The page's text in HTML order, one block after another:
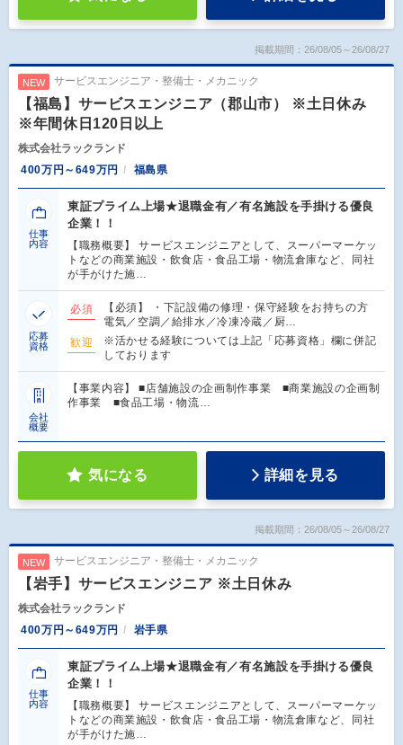
掲載期間：26/08/05～26/08/27
NEW サービスエンジニア・整備士・メカニック
【福島】サービスエンジニア（郡山市） ※土日休み
※年間休日120日以上
株式会社ラックランド
400万円～649万円
福島県
仕事
内容
東証プライム上場★退職金有／有名施設を手掛ける優良
企業！！
【職務概要】 サービスエンジニアとして、スーパーマーケッ
トなどの商業施設・飲食店・食品工場・物流倉庫など、同社
が手がけた施…
応募
資格
必須
【必須】 ・下記設備の修理・保守経験をお持ちの方
電気／空調／給排水／冷凍冷蔵／厨…
歓迎
※活かせる経験については上記「応募資格」欄に併記
しております
会社
概要
【事業内容】 ■店舗施設の企画制作事業 ■商業施設の企画制
作事業 ■食品工場・物流…
気になる 詳細を見る
掲載期間：26/08/05～26/08/27
NEW サービスエンジニア・整備士・メカニック
【岩手】サービスエンジニア ※土日休み
株式会社ラックランド
400万円～649万円
岩手県
仕事
内容
東証プライム上場★退職金有／有名施設を手掛ける優良
企業！！
【職務概要】 サービスエンジニアとして、スーパーマーケッ
トなどの商業施設・飲食店・食品工場・物流倉庫など、同社
が手がけた施…